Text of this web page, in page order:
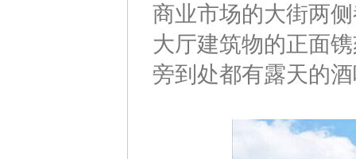
商业市场的大街两
大厅建筑物的正面
旁到处都有露天的